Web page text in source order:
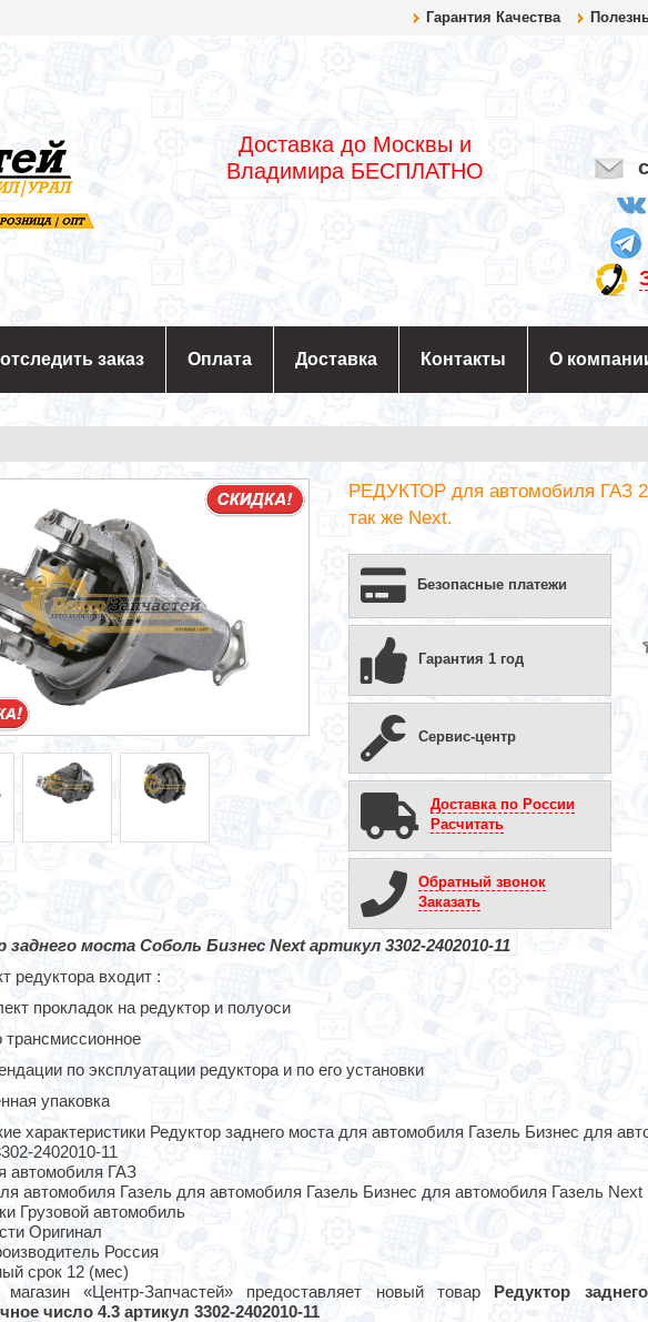
Гарантия Качества
Доставка до Москвы и
Владимира БЕСПЛАТНО
заказ Оплата Доставка Контакты О
РЕДУКТОР для автомобиля ГАЗ
так же Next.
Безопасные платежи
Гарантия 1 год
Сервис-центр
Доставка по России
Расчитать
Обратный звонок
Заказать
заднего моста Соболь Бизнес Next артикул 3302-2402010-11
редуктора входит :
прокладок на редуктор и полуоси
по эксплуатации редуктора и по его установки
упаковка
характеристики Редуктор заднего моста для автомобиля Газель Бизнес для
2402010-11
автомобиля ГАЗ
автомобиля Газель для автомобиля Газель Бизнес для автомобиля Газель Next
Грузовой автомобиль
Оригинал
Россия
срок 12 (мес)
магазин «Центр-Запчастей» предоставляет новый товар Редуктор
число 4.3 артикул 3302-2402010-11